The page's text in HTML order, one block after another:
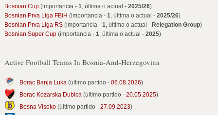
Bosnian Cup(importancia - 1, última o actual - 2025/26)
Bosnian Prva Liga FBiH (importancia - 1, última o actual - 2025/26)
Bosnian Prva Liga RS(importancia - 1, última o actual - Relegation Group)
Bosnian Super Cup(importancia - 1, última o actual - 2025)
Active Football Teams In Bosnia-And-Herzegovina
Borac Banja Luka(último partido - 06.08.2026)
Borac Kozarska Dubica(último partido - 20.05.2025)
Bosna Visoko(último partido - 27.09.2023)